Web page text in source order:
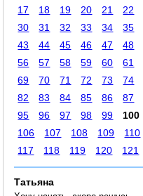
17
18 19 20 21 22
30
31 32 33 34 35
43
44 45 46 47 48
56
57 58 59 60 61
69
70 71 72 73 74
82
83 84 85 86 87
95
96 97 98 99 100
106
107 108 109 110
117
118 119 120 121
Татьяна